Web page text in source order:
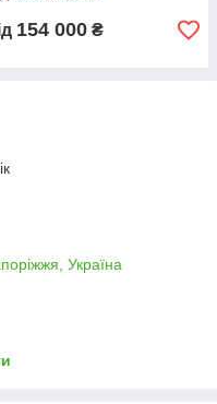
154 000 ₴
Україна